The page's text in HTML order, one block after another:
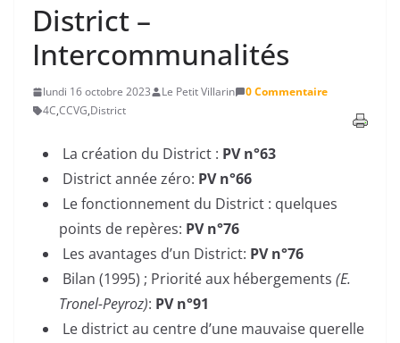
District –
Intercommunalités
lundi 16 octobre 2023 Le Petit Villarin
0 Commentaire
4C,CCVG,District
La création du District : PV n°63
District année zéro: PV n°66
Le fonctionnement du District : quelques
points de repères: PV n°76
Les avantages d’un District: PV n°76
Bilan (1995) ; Priorité aux hébergements (E.
Tronel-Peyroz): PV n°91
Le district au centre d’une mauvaise querelle